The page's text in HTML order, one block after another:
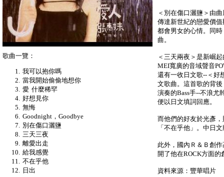
＜別在傷口灑鹽＞由
傳達新世紀的戀愛價
都會男女的心情。同
曲。
＜三天兩夜＞是新崛
MEI寬廣的音域聲音
還有一收日文歌--＜好
文歌曲。這首歌的背
演奏的Bass手--不浪尤
便以日文填詞回應。
而他們的好友於光彥
「不在乎他」。中日
此外，國內Ｒ＆Ｂ創
開了他在ROCK方面的
資料來源：豐華唱片
歌曲一覽：
我可以抱你嗎
當我開始偷偷地想你
愛 什麼稀罕
好想見你
無悔
Goodnight，Goodbye
別在傷口灑鹽
三天三夜
離愛出走
給我感覺
不在乎他
日出